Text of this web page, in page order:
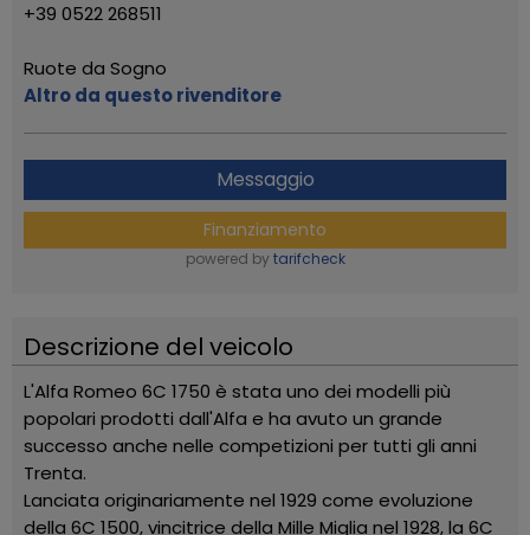
+39 0522 268511
Ruote da Sogno
Altro da questo rivenditore
Messaggio
Finanziamento
powered by tarifcheck
Descrizione del veicolo
L'Alfa Romeo 6C 1750 è stata uno dei modelli più
popolari prodotti dall'Alfa e ha avuto un grande
successo anche nelle competizioni per tutti gli anni
Trenta.
Lanciata originariamente nel 1929 come evoluzione
della 6C 1500, vincitrice della Mille Miglia nel 1928, la 6C